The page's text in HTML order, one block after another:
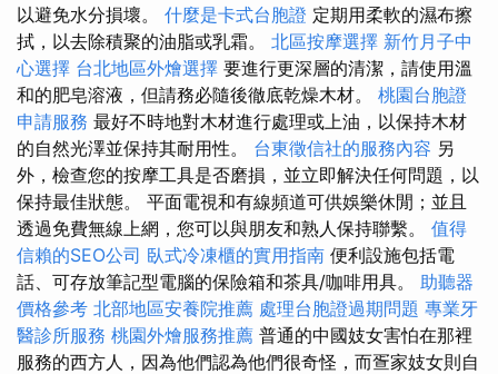
以避免水分損壞。 什麼是卡式台胞證 定期用柔軟的濕布擦
拭，以去除積聚的油脂或乳霜。 北區按摩選擇 新竹月子中
心選擇 台北地區外燴選擇 要進行更深層的清潔，請使用溫
和的肥皂溶液，但請務必隨後徹底乾燥木材。 桃園台胞證
申請服務 最好不時地對木材進行處理或上油，以保持木材
的自然光澤並保持其耐用性。 台東徵信社的服務內容 另
外，檢查您的按摩工具是否磨損，並立即解決任何問題，以
保持最佳狀態。 平面電視和有線頻道可供娛樂休閒；並且
透過免費無線上網，您可以與朋友和熟人保持聯繫。 值得
信賴的SEO公司 臥式冷凍櫃的實用指南 便利設施包括電
話、可存放筆記型電腦的保險箱和茶具/咖啡用具。 助聽器
價格參考 北部地區安養院推薦 處理台胞證過期問題 專業牙
醫診所服務 桃園外燴服務推薦 普通的中國妓女害怕在那裡
服務的西方人，因為他們認為他們很奇怪，而疍家妓女則自